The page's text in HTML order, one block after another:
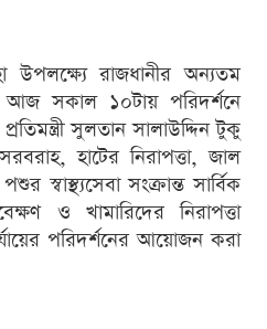
রাজধানীর অন্যতম
আজ সকাল ১০টায় পরিদর্শনে
সুলতান সালাউদ্দিন টুকু
হাটের নিরাপত্তা, জাল
স্বাস্থ্যসেবা সংক্রান্ত সার্বিক
ও খামারিদের নিরাপত্তা
পরিদর্শনের আয়োজন করা